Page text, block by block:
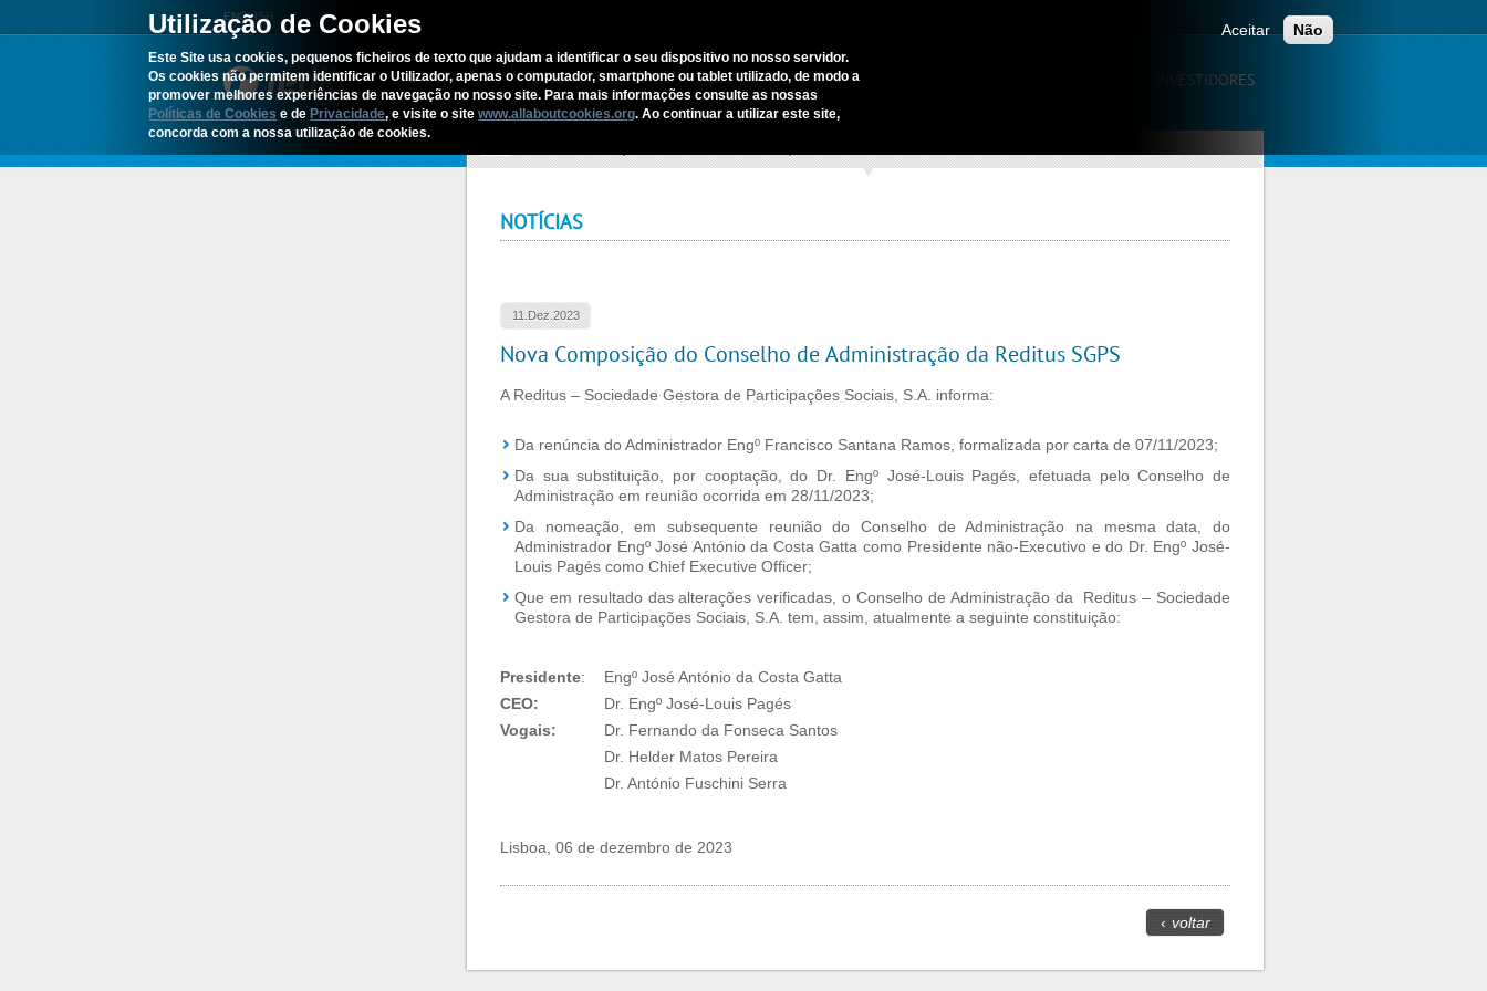
Utilização de Cookies
Este Site usa cookies, pequenos ficheiros de texto que ajudam a identificar o seu dispositivo no nosso servidor.
Os cookies não permitem identificar o Utilizador, apenas o computador, smartphone ou tablet utilizado, de modo a
promover melhores experiências de navegação no nosso site. Para mais informações consulte as nossas
Políticas de Cookies e de Privacidade, e visite o sitewww.allaboutcookies.org. Ao continuar a utilizar este site,
concorda com a nossa utilização de cookies.
Aceitar Não
ENGLISH
REDITUS SERVIÇOS E SOLUÇÕES SECTORES INVESTIDORES
NOTÍCIAS
11.Dez.2023
Nova Composição do Conselho de Administração da Reditus SGPS
A Reditus – Sociedade Gestora de Participações Sociais, S.A. informa:
Da renúncia do Administrador Engº Francisco Santana Ramos, formalizada por carta de 07/11/2023;
Da sua substituição, por cooptação, do Dr. Engº José-Louis Pagés, efetuada pelo Conselho de
Administração em reunião ocorrida em 28/11/2023;
Da nomeação, em subsequente reunião do Conselho de Administração na mesma data, do
Administrador Engº José António da Costa Gatta como Presidente não-Executivo e do Dr. Engº José-
Louis Pagés como Chief Executive Officer;
Que em resultado das alterações verificadas, o Conselho de Administração da Reditus – Sociedade
Gestora de Participações Sociais, S.A. tem, assim, atualmente a seguinte constituição:
Presidente:
Engº José António da Costa Gatta
CEO:
Dr. Engº José-Louis Pagés
Vogais:
Dr. Fernando da Fonseca Santos
Dr. Helder Matos Pereira
Dr. António Fuschini Serra
Lisboa, 06 de dezembro de 2023
‹ voltar